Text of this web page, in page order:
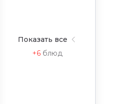
Показать все
+6 блюд